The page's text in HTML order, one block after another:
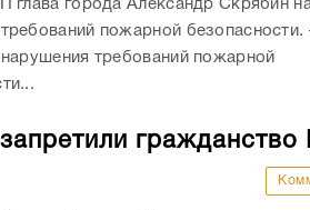
глава города Александр Скрябин
пожарной безопасности.
нарушения требований пожарной
гражданство